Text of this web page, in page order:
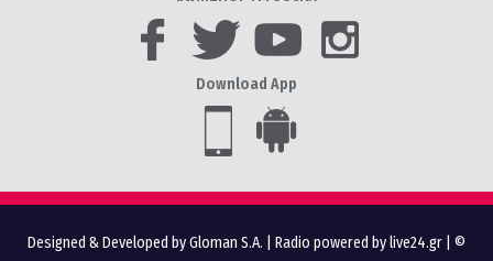
Download App
Designed & Developed by Gloman S.A. Radio powered by live24.gr | ©